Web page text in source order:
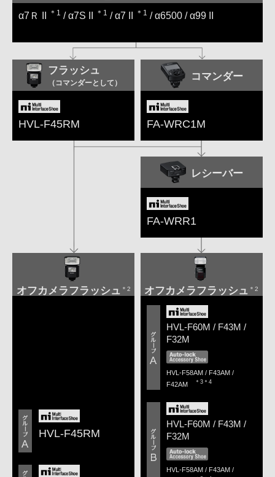
α7Ｒ II ＊1 / α7S II ＊1 / α7 II ＊1 / α6500 / α99 II
フラッシュ
（コマンダーとして）
HVL-F45RM
コマンダー
FA-WRC1M
レシーバー
FA-WRR1
オフカメラフラッシュ ＊2
HVL-F45RM
オフカメラフラッシュ ＊2
HVL-F60M / F43M /
F32M
HVL-F58AM / F43AM /
F42AM
＊3＊4
HVL-F60M / F43M /
F32M
HVL-F58AM / F43AM /